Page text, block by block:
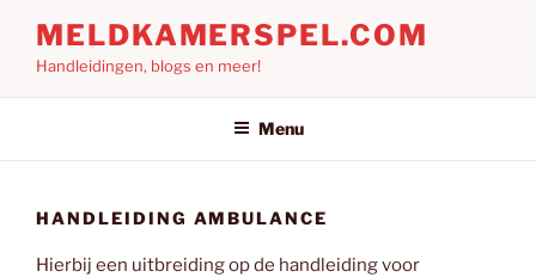
inhoud
MELDKAMERSPEL.COM
Handleidingen, blogs en meer!
Menu
HANDLEIDING AMBULANCE
Hierbij een uitbreiding op de handleiding voor